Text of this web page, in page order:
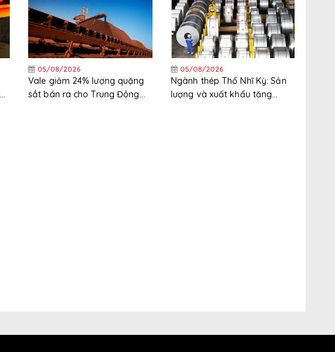
05/08/2026
Vale giảm 24% lượng quặng
sắt bán ra cho Trung Đông
05/08/2026
Ngành thép Thổ Nhĩ Kỳ: Sản
lượng và xuất khẩu tăng